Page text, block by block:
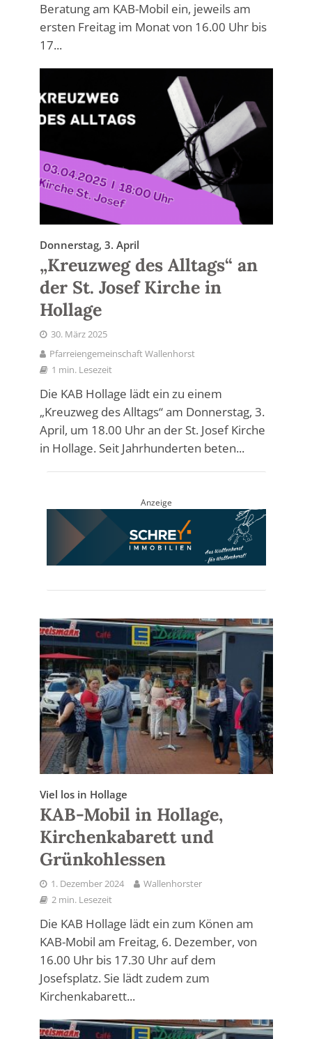
Beratung am KAB-Mobil ein, jeweils am
ersten Freitag im Monat von 16.00 Uhr bis
17...
Donnerstag, 3. April
„Kreuzweg des Alltags“ an
der St. Josef Kirche in
Hollage
30. März 2025
Pfarreiengemeinschaft Wallenhorst
1 min. Lesezeit
Die KAB Hollage lädt ein zu einem
„Kreuzweg des Alltags“ am Donnerstag, 3.
April, um 18.00 Uhr an der St. Josef Kirche
in Hollage. Seit Jahrhunderten beten...
Anzeige
Viel los in Hollage
KAB-Mobil in Hollage,
Kirchenkabarett und
Grünkohlessen
1. Dezember 2024
Wallenhorster
2 min. Lesezeit
Die KAB Hollage lädt ein zum Könen am
KAB-Mobil am Freitag, 6. Dezember, von
16.00 Uhr bis 17.30 Uhr auf dem
Josefsplatz. Sie lädt zudem zum
Kirchenkabarett...